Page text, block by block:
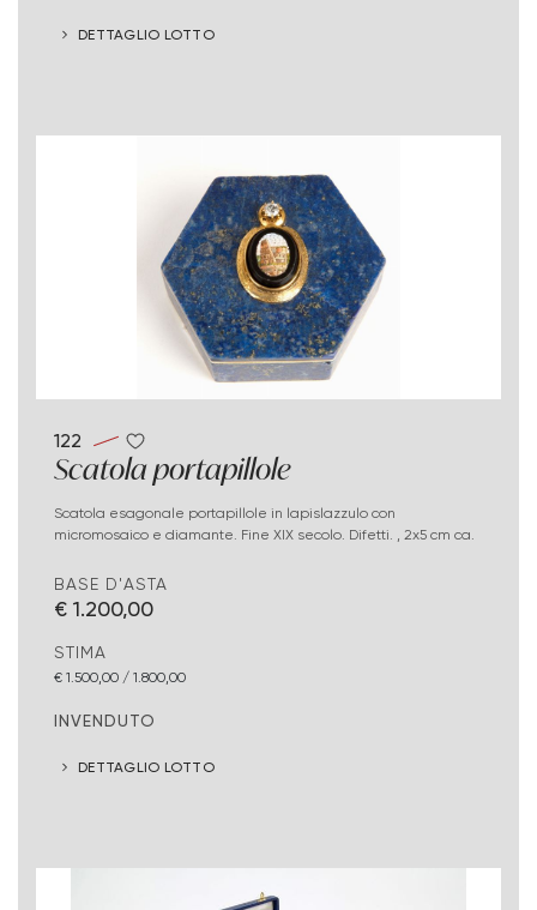
DETTAGLIO LOTTO
122
Scatola portapillole
Scatola esagonale portapillole in lapislazzulo con
micromosaico e diamante. Fine XIX secolo. Difetti. , 2x5 cm ca.
BASE D'ASTA
€ 1.200,00
STIMA
€ 1.500,00 / 1.800,00
INVENDUTO
DETTAGLIO LOTTO